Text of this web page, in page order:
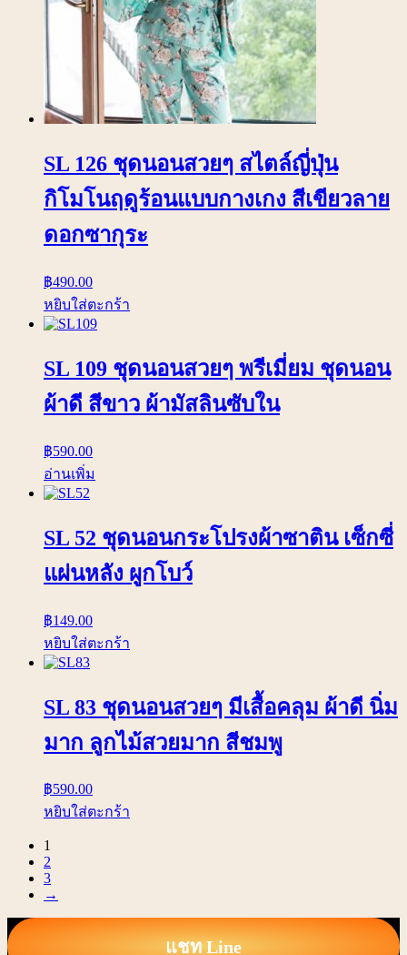
SL 126 ชุดนอนสวยๆ สไตล์ญี่ปุ่น
กิโมโนฤดูร้อนแบบกางเกง สีเขียวลาย
ดอกซากุระ
฿490.00
หยิบใส่ตะกร้า
SL 109 ชุดนอนสวยๆ พรีเมี่ยม ชุดนอน
ผ้าดี สีขาว ผ้ามัสลินซับใน
฿590.00
อ่านเพิ่ม
SL 52 ชุดนอนกระโปรงผ้าซาติน เซ็กซี่
แผ่นหลัง ผูกโบว์
฿149.00
หยิบใส่ตะกร้า
SL 83 ชุดนอนสวยๆ มีเสื้อคลุม ผ้าดี นิ่ม
มาก ลูกไม้สวยมาก สีชมพู
฿590.00
หยิบใส่ตะกร้า
1
2
3
→
แชท Line